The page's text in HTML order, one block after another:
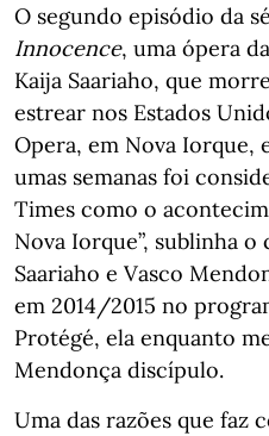
O segundo episódio da
Innocence, uma ópera
Kaija Saariaho, que
estrear nos Estados
Opera, em Nova Iorque,
umas semanas foi
Times como o
Nova Iorque”, sublinha
Saariaho e Vasco
em 2014/2015 no
Protégé, ela enquanto
Mendonça discípulo.
Uma das razões que faz